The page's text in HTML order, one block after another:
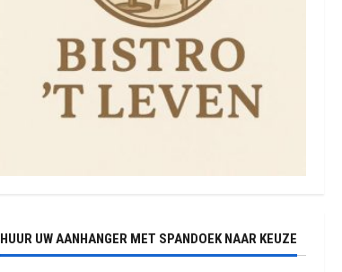
HUUR UW AANHANGER MET SPANDOEK NAAR KEUZE